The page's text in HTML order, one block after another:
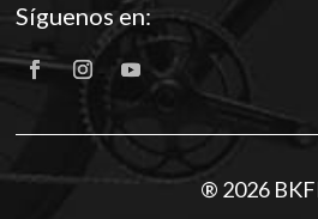
Síguenos en:
® 2026